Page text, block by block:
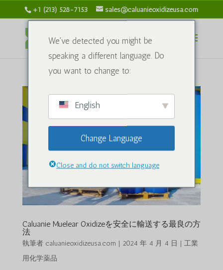
+1 (213) 528-7153 sales@caluanieoxidizeusa.com
Caluanie Muelear Oxidizeを安全に輸送する最良の方
法
執筆者 caluanieoxidizeusa.com | 2024 年 4 月 4 日 | 工業
用化学薬品
We've detected you might be
speaking a different language. Do
you want to change to:
English
Change Language
Close and do not switch language